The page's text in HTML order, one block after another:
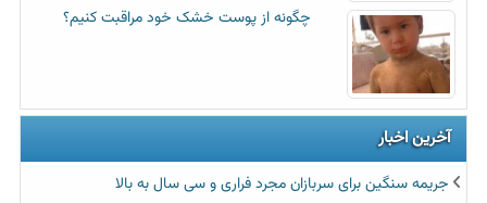
چگونه از پوست خشک خود مراقبت کنیم؟
آخرین اخبار
جریمه سنگین برای سربازان مجرد فراری و سی سال به بالا